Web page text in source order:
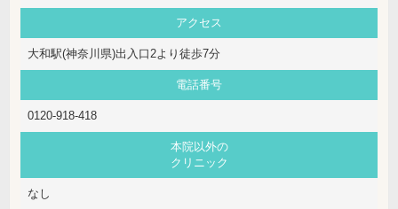
アクセス
大和駅(神奈川県)出入口2より徒歩7分
電話番号
0120-918-418
本院以外の
クリニック
なし